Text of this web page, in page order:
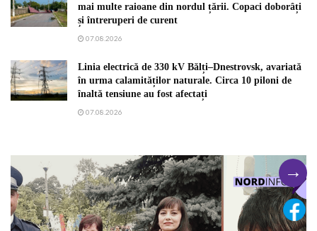
mai multe raioane din nordul țării. Copaci doborâți
și întreruperi de curent
07.08.2026
Linia electrică de 330 kV Bălți–Dnestrovsk, avariată
în urma calamităților naturale. Circa 10 piloni de
înaltă tensiune au fost afectați
07.08.2026
→